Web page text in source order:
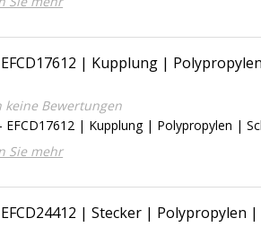
EFCD17612 | Kupplung |
keine Bewertungen
EFCD17612 | Kupplung | Polypropylen |
Sie mehr
EFCD24412 | Stecker | Polypropylen